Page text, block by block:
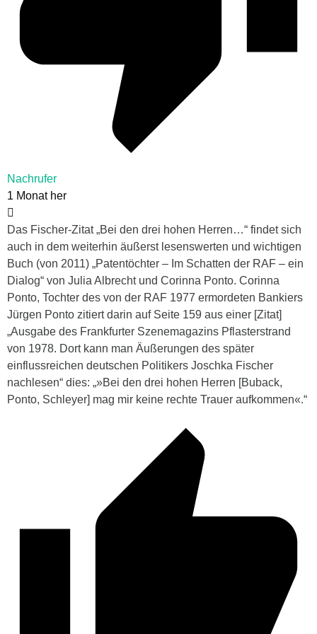
Nachrufer
1 Monat her
Das Fischer-Zitat „Bei den drei hohen Herren…“ findet sich
auch in dem weiterhin äußerst lesenswerten und wichtigen
Buch (von 2011) „Patentöchter – Im Schatten der RAF – ein
Dialog“ von Julia Albrecht und Corinna Ponto. Corinna
Ponto, Tochter des von der RAF 1977 ermordeten Bankiers
Jürgen Ponto zitiert darin auf Seite 159 aus einer [Zitat]
„Ausgabe des Frankfurter Szenemagazins Pflasterstrand
von 1978. Dort kann man Äußerungen des später
einflussreichen deutschen Politikers Joschka Fischer
nachlesen“ dies: „»Bei den drei hohen Herren [Buback,
Ponto, Schleyer] mag mir keine rechte Trauer aufkommen«.“